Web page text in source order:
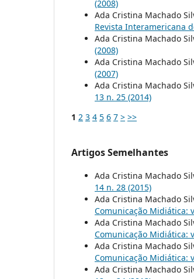
(2008)
Ada Cristina Machado
Revista Interamericana
Ada Cristina Machado
(2008)
Ada Cristina Machado
(2007)
Ada Cristina Machado
13 n. 25 (2014)
1 2 3 4 5 6 7 > >>
Artigos Semelhantes
Ada Cristina Machado
14 n. 28 (2015)
Ada Cristina Machado
Comunicação Midiática:
Ada Cristina Machado
Comunicação Midiática:
Ada Cristina Machado
Comunicação Midiática:
Ada Cristina Machado